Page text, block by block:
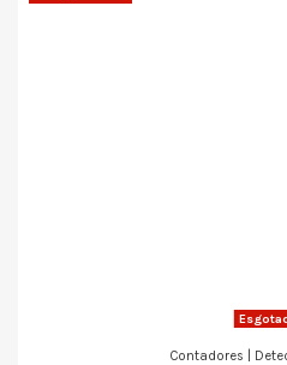
Contadores |